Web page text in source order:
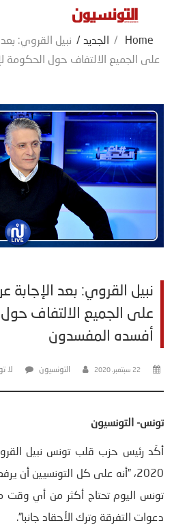
Home
/ الجديد / نبيل القروي:
على الجميع الالتفاف حول الحكومة
نبيل القروي: بعد الإجابة
على الجميع الالتفاف
أفسده المفسدون
22 سبتمبر، 2020 التونسيون لا
تونس- التونسيون
2020، ”أنه على كل التونسيين أن
تونس اليوم تحتاج أكثر من أي
دعوات التفرقة وترك الأحقاد جانبا”.